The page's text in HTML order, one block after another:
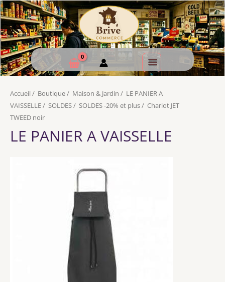
Accueil / Boutique/ Maison & Jardin / LE PANIER A
VAISSELLE/ SOLDES/ SOLDES -20% et plus/ Chariot JET
TWEED noir
LE PANIER A VAISSELLE